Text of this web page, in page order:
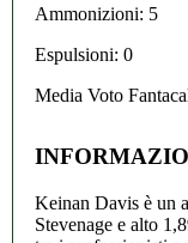
Ammonizioni: 5
Espulsioni: 0
Media Voto
Keinan Davis è un
Stevenage e alto